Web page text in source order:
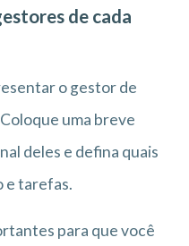
de cada
o gestor de
uma breve
deles e defina quais
e tarefas.
para que você